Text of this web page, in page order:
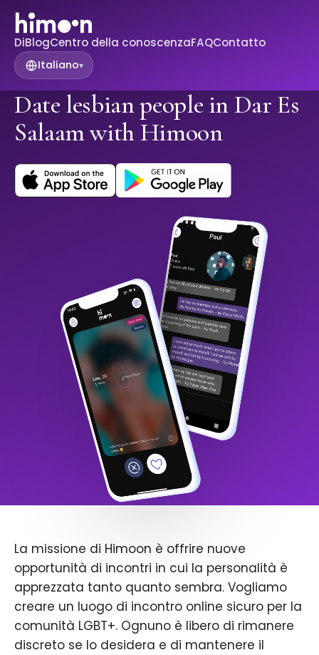
DiBlogCentro della conoscenzaFAQContatto
Italiano▾
Date lesbian people in Dar Es
Salaam with Himoon
La missione di Himoon è offrire nuove
opportunità di incontri in cui la personalità è
apprezzata tanto quanto sembra. Vogliamo
creare un luogo di incontro online sicuro per la
comunità LGBT+. Ognuno è libero di rimanere
discreto se lo desidera e di mantenere il